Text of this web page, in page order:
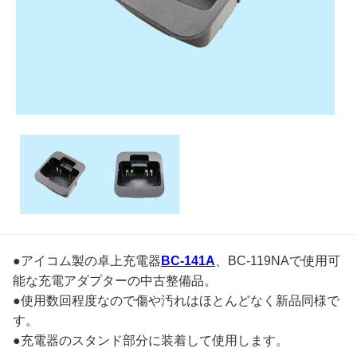
●アイコム製の卓上充電器 BC-141A 、BC-119NAで使用可
能な充電アダプターの中古整備品。
●使用数回程度なので傷や汚れはほとんどなく新品同様で
す。
●充電器のスタンド部分に装着して使用します。